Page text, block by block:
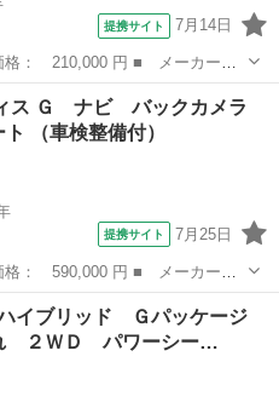
提携サイト 7月14日
■ グレード名： プラタナ
ドドア 電動スライドドア 地
ィス Ｇ ナビ バックカメラ
（車検整備付）
提携サイト 7月25日
ス ■ グレード名： Ｇ ナ
ト ■ 排気量： 1500cc ■ ドア
ハイブリッド Ｇパッケージ
２ＷＤ パワーシー…